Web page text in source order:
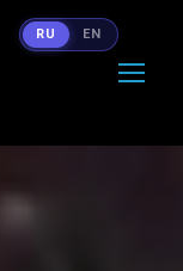
RU EN